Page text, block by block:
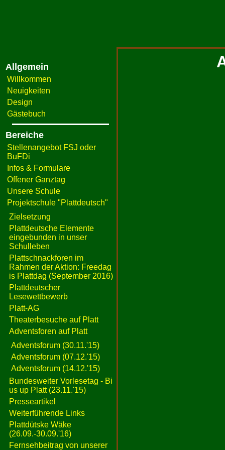
Allgemein
Willkommen
Neuigkeiten
Design
Gästebuch
Bereiche
Stellenangebot FSJ oder
BuFDi
Infos & Formulare
Offener Ganztag
Unsere Schule
Projektschule "Plattdeutsch"
Zielsetzung
Plattdeutsche Elemente
eingebunden in unser
Schulleben
Plattschnackforen im
Rahmen der Aktion: Freedag
is Plattdag (September 2016)
Plattdeutscher
Lesewettbewerb
Platt-AG
Theaterbesuche auf Platt
Adventsforen auf Platt
Adventsforum (30.11.'15)
Adventsforum (07.12.'15)
Adventsforum (14.12.'15)
Bundesweiter Vorlesetag - Bi
us up Platt (23.11.'15)
Presseartikel
Weiterführende Links
Plattdütske Wäke
(26.09.-30.09.'16)
Fernsehbeitrag von unserer